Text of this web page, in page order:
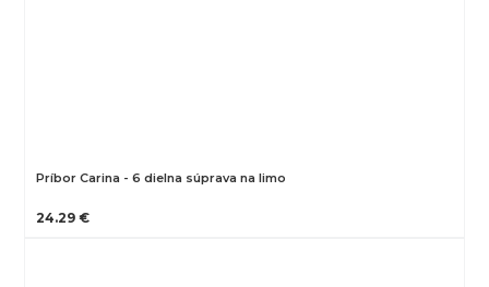
Príbor Carina - 6 dielna súprava na limo
24.29 €